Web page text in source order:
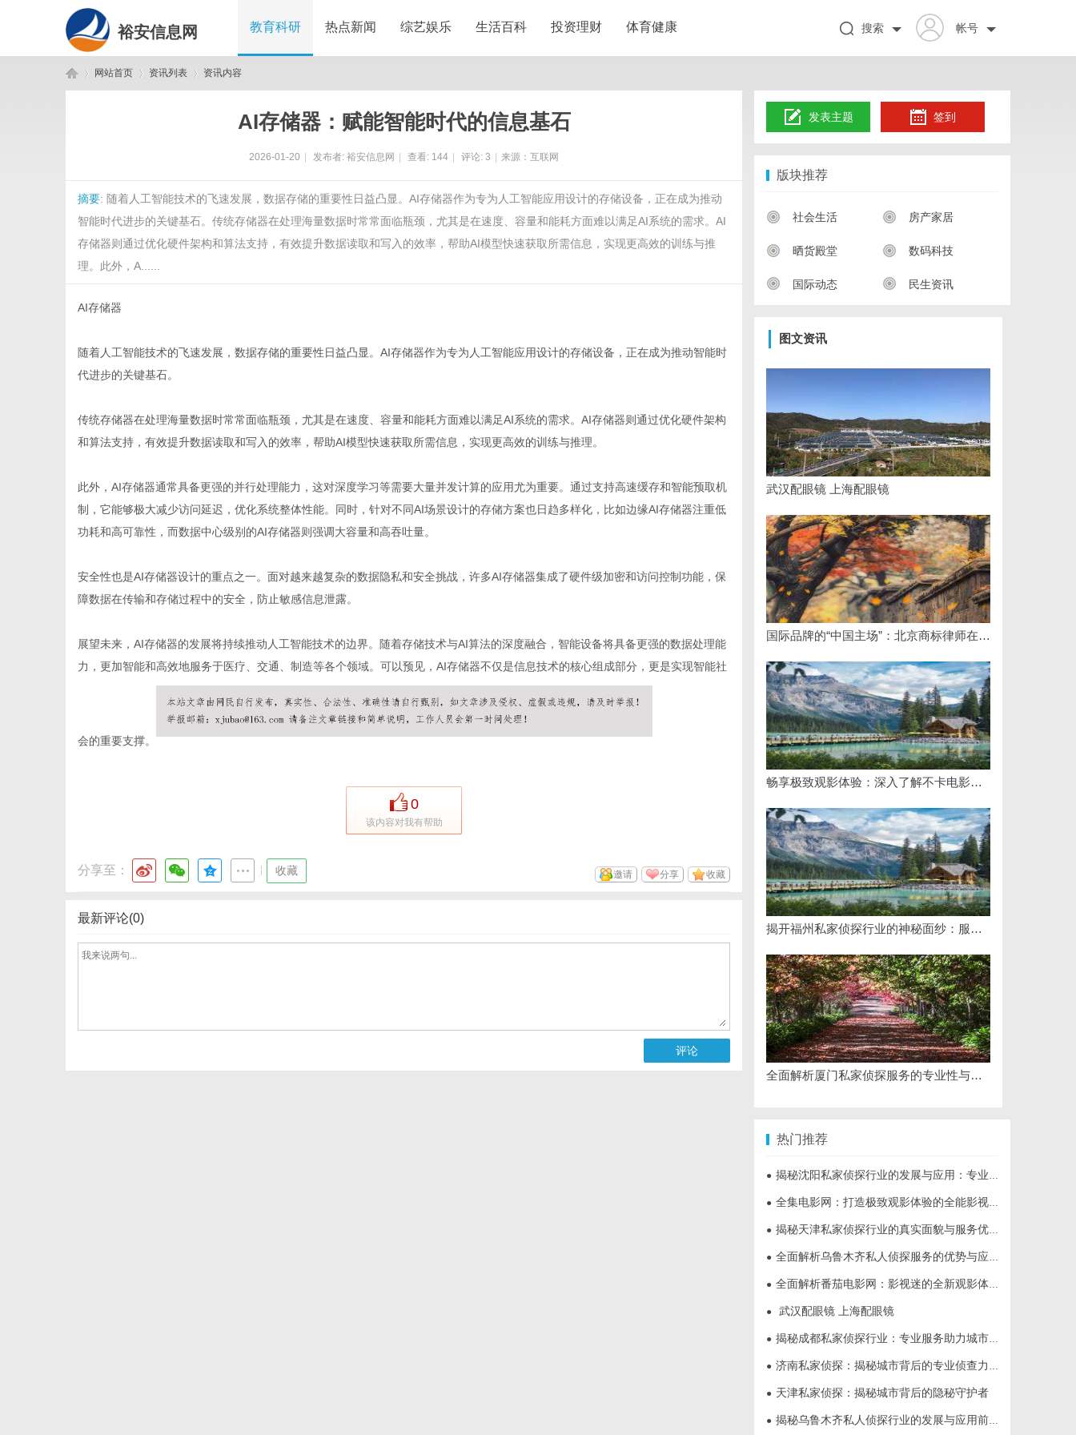
裕安信息网 教育科研 热点新闻 综艺娱乐 生活百科 投资理财 体育健康 帐号
搜索
网站首页 资讯列表 资讯内容
AI存储器：赋能智能时代的信息基石
2026-01-20 发布者: 裕安信息网 查看: 144 评论: 3 来源：互联网
摘要: 随着人工智能技术的飞速发展，数据存储的重要性日益凸显。AI存储器作为专为人工智能应用设计的存储设备，正在成为推动
智能时代进步的关键基石。传统存储器在处理海量数据时常常面临瓶颈，尤其是在速度、容量和能耗方面难以满足AI系统的需求。AI
存储器则通过优化硬件架构和算法支持，有效提升数据读取和写入的效率，帮助AI模型快速获取所需信息，实现更高效的训练与推
理。此外，A......
AI存储器
随着人工智能技术的飞速发展，数据存储的重要性日益凸显。AI存储器作为专为人工智能应用设计的存储设备，正在成为推动智能时
代进步的关键基石。
传统存储器在处理海量数据时常常面临瓶颈，尤其是在速度、容量和能耗方面难以满足AI系统的需求。AI存储器则通过优化硬件架构
和算法支持，有效提升数据读取和写入的效率，帮助AI模型快速获取所需信息，实现更高效的训练与推理。
此外，AI存储器通常具备更强的并行处理能力，这对深度学习等需要大量并发计算的应用尤为重要。通过支持高速缓存和智能预取机
制，它能够极大减少访问延迟，优化系统整体性能。同时，针对不同AI场景设计的存储方案也日趋多样化，比如边缘AI存储器注重低
功耗和高可靠性，而数据中心级别的AI存储器则强调大容量和高吞吐量。
安全性也是AI存储器设计的重点之一。面对越来越复杂的数据隐私和安全挑战，许多AI存储器集成了硬件级加密和访问控制功能，保
障数据在传输和存储过程中的安全，防止敏感信息泄露。
展望未来，AI存储器的发展将持续推动人工智能技术的边界。随着存储技术与AI算法的深度融合，智能设备将具备更强的数据处理能
力，更加智能和高效地服务于医疗、交通、制造等各个领域。可以预见，AI存储器不仅是信息技术的核心组成部分，更是实现智能社
会的重要支撑。
0
该内容对我有帮助
分享至： 收藏 收藏
分享
邀请
最新评论(0)
评论
发表主题 签到
版块推荐
社会生活 房产家居
晒货殿堂 数码科技
国际动态 民生资讯
图文资讯
武汉配眼镜 上海配眼镜
国际品牌的“中国主场”：北京商标律师在跨境维权中的战略支点
畅享极致观影体验：深入了解不卡电影网的独特优势与使用指南
揭开福州私家侦探行业的神秘面纱：服务、优势与法律解析
全面解析厦门私家侦探服务的专业性与应用场景
热门推荐
● 揭秘沈阳私家侦探行业的发展与应用：专业侦探服务的全方位解析
● 全集电影网：打造极致观影体验的全能影视平台
● 揭秘天津私家侦探行业的真实面貌与服务优势
● 全面解析乌鲁木齐私人侦探服务的优势与应用
● 全面解析番茄电影网：影视迷的全新观影体验平台
● 武汉配眼镜 上海配眼镜
● 揭秘成都私家侦探行业：专业服务助力城市安宁
● 济南私家侦探：揭秘城市背后的专业侦查力量
● 天津私家侦探：揭秘城市背后的隐秘守护者
● 揭秘乌鲁木齐私人侦探行业的发展与应用前景